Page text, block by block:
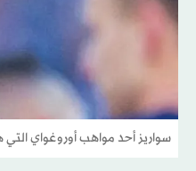
سواريز أحد مواهب أوروغواي